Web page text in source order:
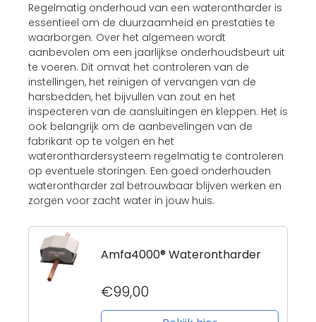
Regelmatig onderhoud van een waterontharder is
essentieel om de duurzaamheid en prestaties te
waarborgen. Over het algemeen wordt
aanbevolen om een jaarlijkse onderhoudsbeurt uit
te voeren. Dit omvat het controleren van de
instellingen, het reinigen of vervangen van de
harsbedden, het bijvullen van zout en het
inspecteren van de aansluitingen en kleppen. Het is
ook belangrijk om de aanbevelingen van de
fabrikant op te volgen en het
wateronthardersysteem regelmatig te controleren
op eventuele storingen. Een goed onderhouden
waterontharder zal betrouwbaar blijven werken en
zorgen voor zacht water in jouw huis.
Amfa4000® Waterontharder
€99,00